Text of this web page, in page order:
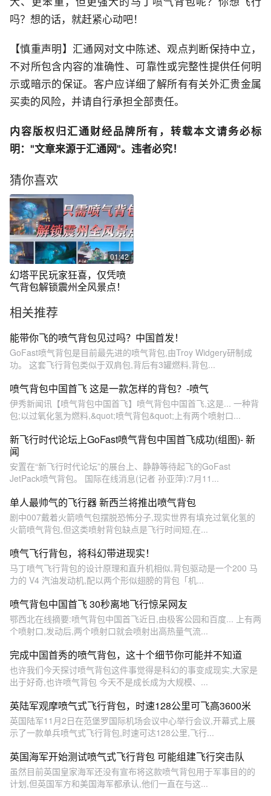
吗？想的话，就赶紧心动吧！
【慎重声明】汇通网对文中陈述、观点判断保持中立，
不对所包含内容的准确性、可靠性或完整性提供任何明
示或暗示的保证。客户应详细了解所有有关外汇贵金属
买卖的风险，并请自行承担全部责任。
内容版权归汇通财经品牌所有，转载本文请务必标
明："文章来源于汇通网"。违者必究！
猜你喜欢
01:42
幻塔平民玩家狂喜，仅凭喷
气背包解锁震州全风景点！
相关推荐
能带你飞的喷气背包见过吗？中国首发！
GoFast喷气背包是目前最先进的喷气背包,由Troy Widgery研制成
功。 这套飞行背包类似于双肩包,背后有3罐燃料,背包...
喷气背包中国首飞 这是一款怎样的背包？-喷气
伊秀新闻讯【喷气背包中国首飞】喷气背包中国首飞,这是... 一种背
包;以过氧化氢为燃料,&quot;喷气背包&quot;上有两个喷射口...
新飞行时代论坛上GoFast喷气背包中国首飞成功(组图)- 新
闻
安置在“新飞行时代论坛”的展台上、静静等待起飞的GoFast
JetPack喷气背包。 国际在线消息(记者 孙亚萍):7月11...
单人最帅气的飞行器 新西兰将推出喷气背包
剧中007戴着火箭喷气包摆脱恐怖分子,现实世界有填充过氧化氢的
火箭喷气背包,但这类喷射背包缺点是飞行时间短,在...
喷气飞行背包，将科幻带进现实！
马丁喷气飞行背包的设计原理和直升机相似,背包驱动是一个200 马
力的 V4 汽油发动机,配以两个形似翅膀的背包「机...
喷气背包中国首飞 30秒离地飞行惊呆网友
鄂西北在线摘要:喷气背包中国首飞近日,由极客公园和百度... 上有两
个喷射口,发动后,两个喷射口就会喷射出高热量气流...
完成中国首秀的喷气背包，这十个细节你可能并不知道
也许我们今天探讨喷气背包这件事觉得是科幻的事变成现实,大家是
出于好奇,也许喷气背包 今天不是成长成为大规模、...
英陆军观摩喷气式飞行背包，时速128公里可飞高3600米
英国陆军11月2日在范堡罗国际机场会议中心举行会议,开幕式上展
示了一款单兵喷气式飞行背包,时速可达128公里,飞行...
英国海军开始测试喷气式飞行背包 可能组建飞行突击队
虽然目前英国皇家海军还没有宣布将这款喷气背包用于军事目的的
计划,但英国军方和美国海军都承认,他们一直在与这...